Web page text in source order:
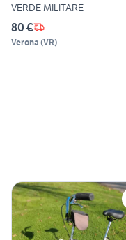
VERDE MILITARE
80 €
Verona (VR)